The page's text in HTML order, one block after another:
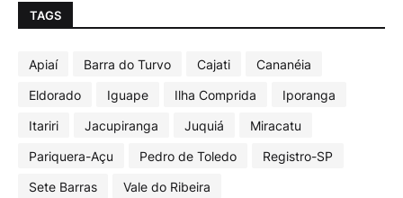
TAGS
Apiaí Barra do Turvo Cajati
Cananéia
Eldorado
Iguape Ilha Comprida
Iporanga
Itariri
Jacupiranga Juquiá
Miracatu
Pariquera-Açu
Pedro de Toledo
Registro-SP
Sete Barras
Vale do Ribeira